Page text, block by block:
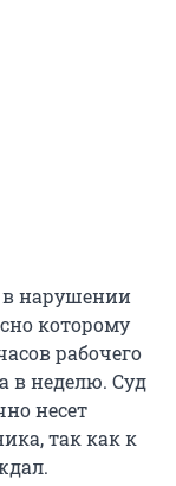
нарушении
которому
рабочего
в неделю. Суд
несет
так как к